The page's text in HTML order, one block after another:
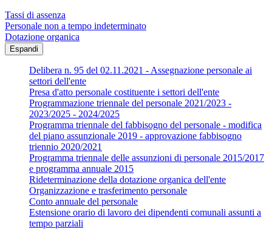
Tassi di assenza
Personale non a tempo indeterminato
Dotazione organica
Espandi
Delibera n. 95 del 02.11.2021 - Assegnazione personale ai
settori dell'ente
Presa d'atto personale costituente i settori dell'ente
Programmazione triennale del personale 2021/2023 -
2023/2025 - 2024/2025
Programma triennale del fabbisogno del personale - modifica
del piano assunzionale 2019 - approvazione fabbisogno
triennio 2020/2021
Programma triennale delle assunzioni di personale 2015/2017
e programma annuale 2015
Rideterminazione della dotazione organica dell'ente
Organizzazione e trasferimento personale
Conto annuale del personale
Estensione orario di lavoro dei dipendenti comunali assunti a
tempo parziali